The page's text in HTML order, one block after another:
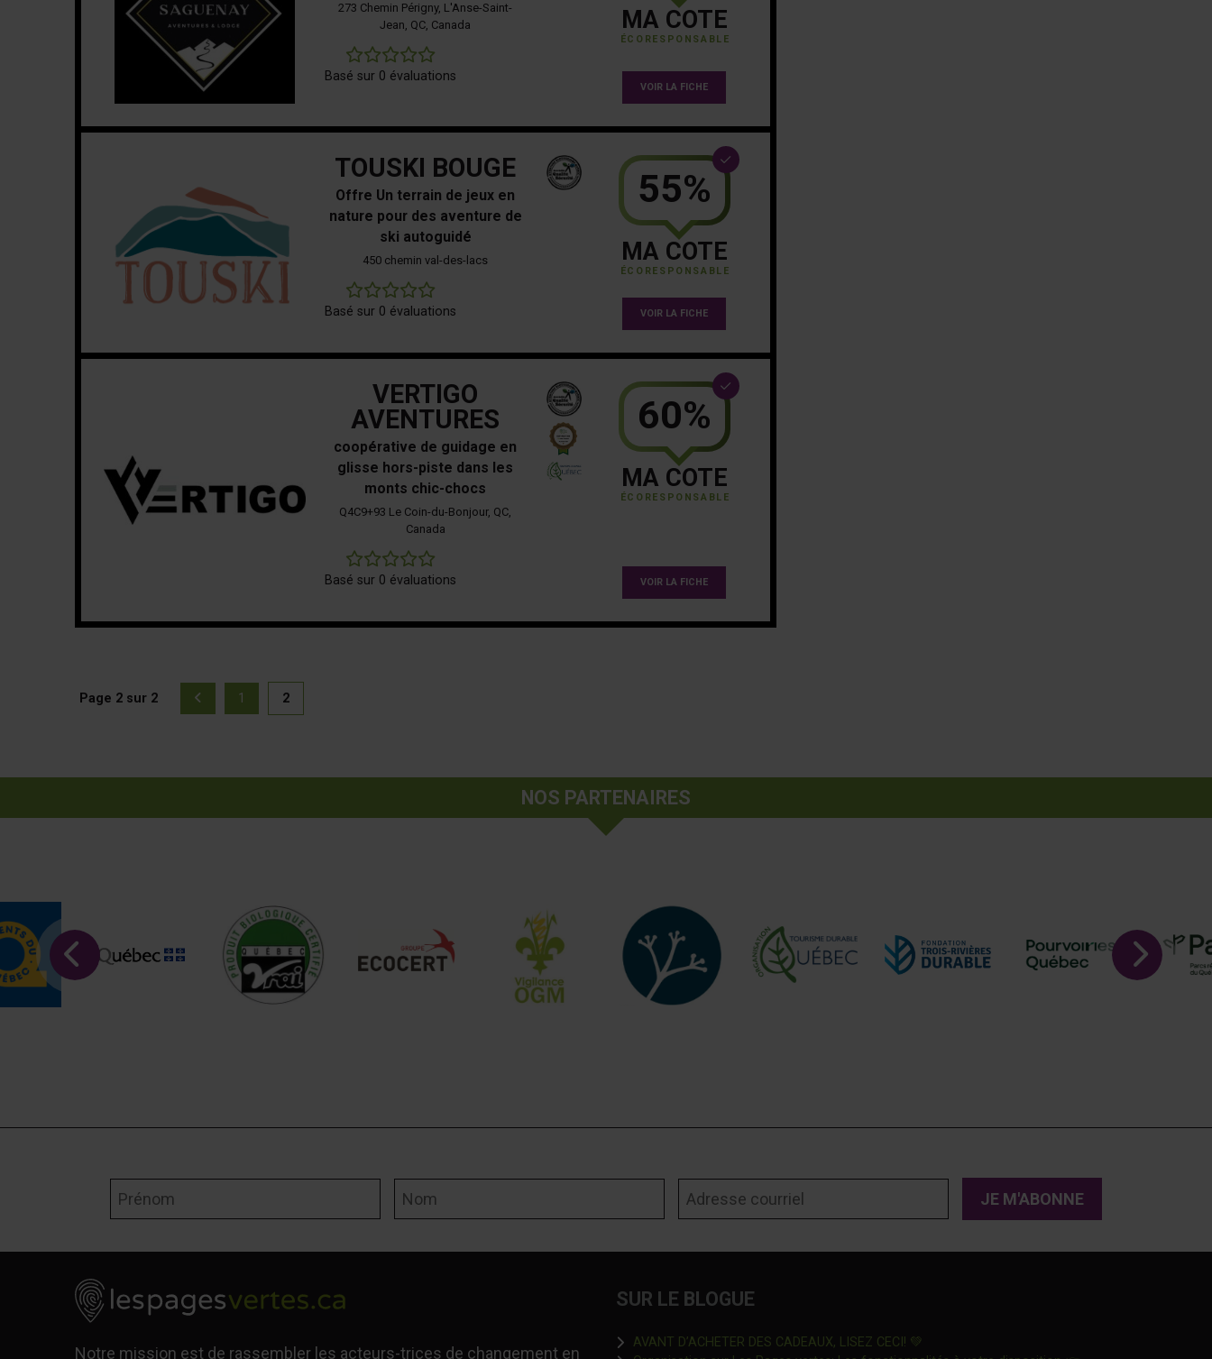
273 Chemin Périgny, L'Anse-Saint-
Jean, QC, Canada
Basé sur 0 évaluations
MA COTE
ÉCORESPONSABLE
VOIR LA FICHE
TOUSKI BOUGE
Offre Un terrain de jeux en
nature pour des aventure de
ski autoguidé
450 chemin val-des-lacs
Basé sur 0 évaluations
55%
MA COTE
ÉCORESPONSABLE
VOIR LA FICHE
VERTIGO
AVENTURES
coopérative de guidage en
glisse hors-piste dans les
monts chic-chocs
Q4C9+93 Le Coin-du-Bonjour, QC,
Canada
Basé sur 0 évaluations
60%
MA COTE
ÉCORESPONSABLE
VOIR LA FICHE
Page 2 sur 2
Page précédente
1
2
NOS PARTENAIRES
Notre mission est de rassembler les acteurs-trices de changement en
SUR LE BLOGUE
AVANT D’ACHETER DES CADEAUX, LISEZ CECI! 💚